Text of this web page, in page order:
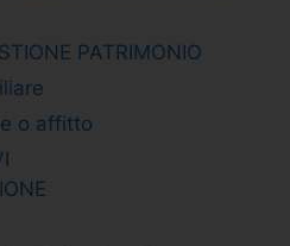
PATRIMONIO
o affitto